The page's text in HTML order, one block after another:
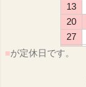
13
20
27
■が定休日です。